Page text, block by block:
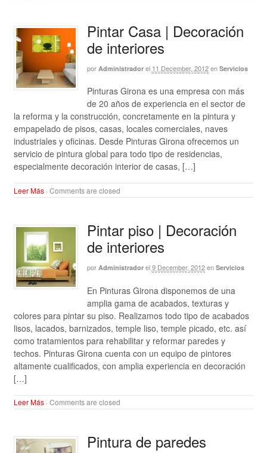
Pintar Casa | Decoración
de interiores
por Administrador el 11 December, 2012 en Servicios
Pinturas Girona es una empresa con más
de 20 años de experiencia en el sector de
la reforma y la construcción, concretamente en la pintura y
empapelado de pisos, casas, locales comerciales, naves
industriales y oficinas. Desde Pinturas Girona ofrecemos un
servicio de pintura global para todo tipo de residencias,
especialmente decoración interior de casas, […]
Leer Más· Comments are closed
Pintar piso | Decoración
de interiores
por Administrador el 9 December, 2012 en Servicios
En Pinturas Girona disponemos de una
amplia gama de acabados, texturas y
colores para pintar su piso. Realizamos todo tipo de acabados
lisos, lacados, barnizados, temple liso, temple picado, etc. así
como tratamientos para rehabilitar y reformar paredes y
techos. Pinturas Girona cuenta con un equipo de pintores
altamente cualificados, con amplia experiencia en decoración
[…]
Leer Más· Comments are closed
Pintura de paredes